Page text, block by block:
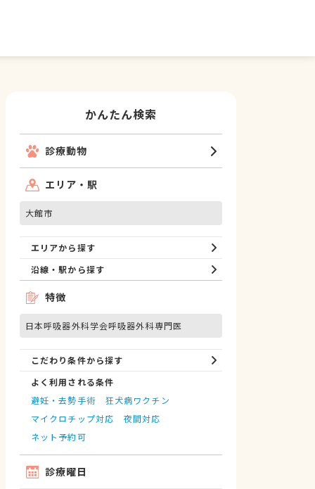
かんたん検索
診療動物
エリア・駅
大館市
エリアから探す
沿線・駅から探す
特徴
日本呼吸器外科学会呼吸器外科専門医
こだわり条件から探す
よく利用される条件
避妊・去勢手術
狂犬病ワクチン
マイクロチップ対応
夜間対応
ネット予約可
診療曜日